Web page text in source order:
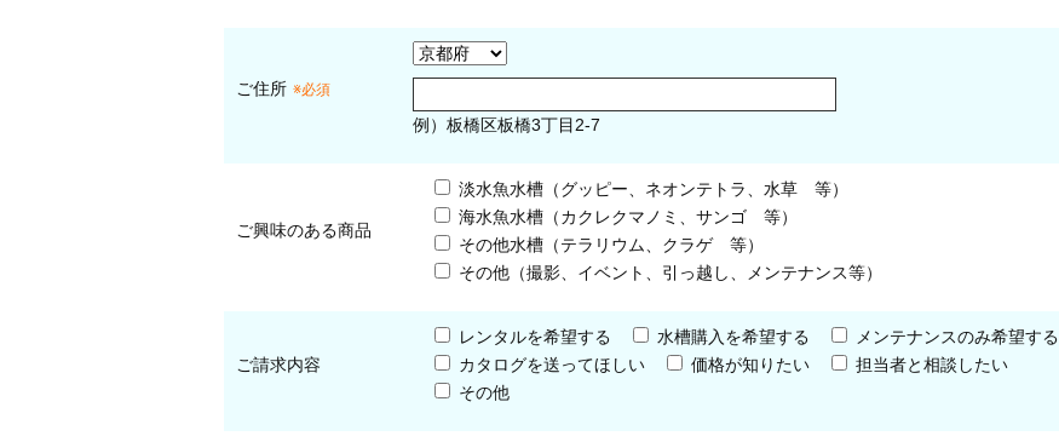
ご住所 ※必須
例）板橋区板橋3丁目2-7
ご興味のある商品
淡水魚水槽（グッピー、ネオンテトラ、水草 等）
海水魚水槽（カクレクマノミ、サンゴ 等）
その他水槽（テラリウム、クラゲ 等）
その他（撮影、イベント、引っ越し、メンテナンス等）
ご請求内容
レンタルを希望する 水槽購入を希望する
メンテナンスのみ希望する
カタログを送ってほしい
価格が知りたい
担当者と相談したい
その他